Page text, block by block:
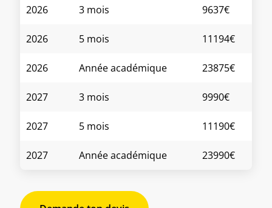
2026 3 mois 9637€
2026 5 mois 11194€
2026 Année académique 23875€
2027 3 mois 9990€
2027 5 mois 11190€
2027 Année académique 23990€